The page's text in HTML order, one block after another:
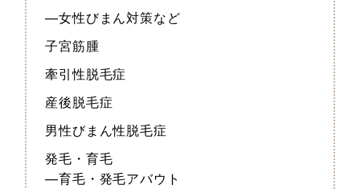
—女性びまん対策など
子宮筋腫
牽引性脱毛症
産後脱毛症
男性びまん性脱毛症
発毛・育毛
—育毛・発毛アバウト